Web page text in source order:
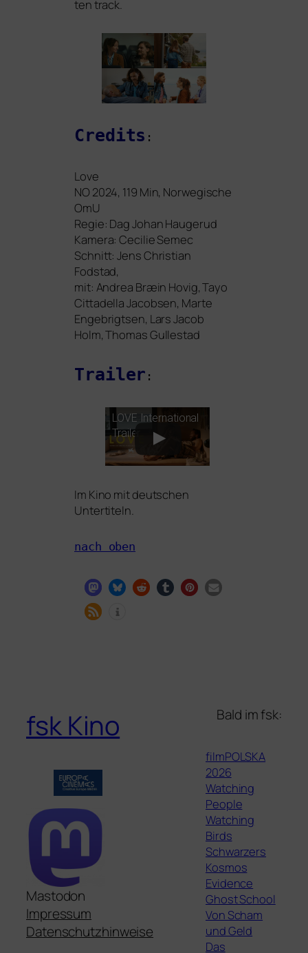
ten track.
Credits :
Love
NO 2024, 119 Min, Norwegische
OmU
Regie: Dag Johan Haugerud
Kamera: Cecilie Semec
Schnitt: Jens Christian
Fodstad,
mit: Andrea Bræin Hovig, Tayo
Cittadella Jacobsen, Marte
Engebrigtsen, Lars Jacob
Holm, Thomas Gullestad
Trailer :
LOVE International
Trailer
Im Kino mit deut­schen
Untertiteln.
nach oben
fsk Kino
Mastodon
Impressum
Datenschutzhinweise
Bald im fsk:
filmPOLSKA
2026
Watching
People
Watching
Birds
Schwarzers
Kosmos
Evidence
Ghost School
Von Scham
und Geld
Das